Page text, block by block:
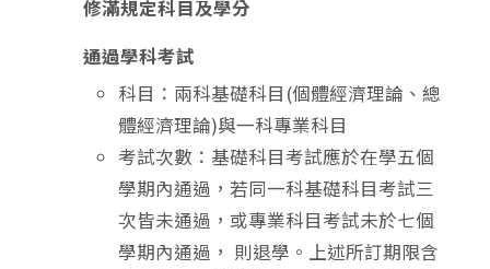
修滿規定科目及學分
通過學科考試
科目：兩科基礎科目(個體經濟理論、總
體經濟理論)與一科專業科目
考試次數：基礎科目考試應於在學五個
學期內通過，若同一科基礎科目考試三
次皆未通過，或專業科目考試未於七個
學期內通過， 則退學。上述所訂期限含